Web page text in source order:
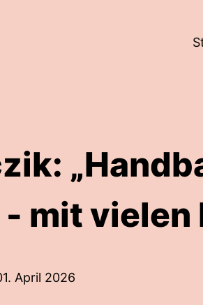
mit vielen
April 2026